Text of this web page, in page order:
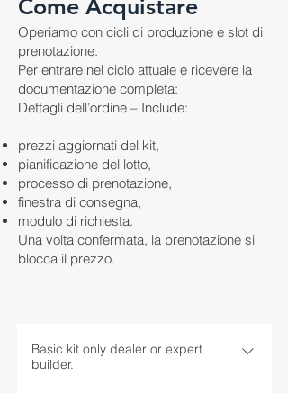
Come Acquistare
Operiamo con cicli di produzione e slot di
prenotazione.
Per entrare nel ciclo attuale e ricevere la
documentazione completa:
Dettagli dell’ordine – Include:
prezzi aggiornati del kit,
pianificazione del lotto,
processo di prenotazione,
finestra di consegna,
modulo di richiesta.
Una volta confermata, la prenotazione si
blocca il prezzo.
Basic kit only dealer or expert
builder.